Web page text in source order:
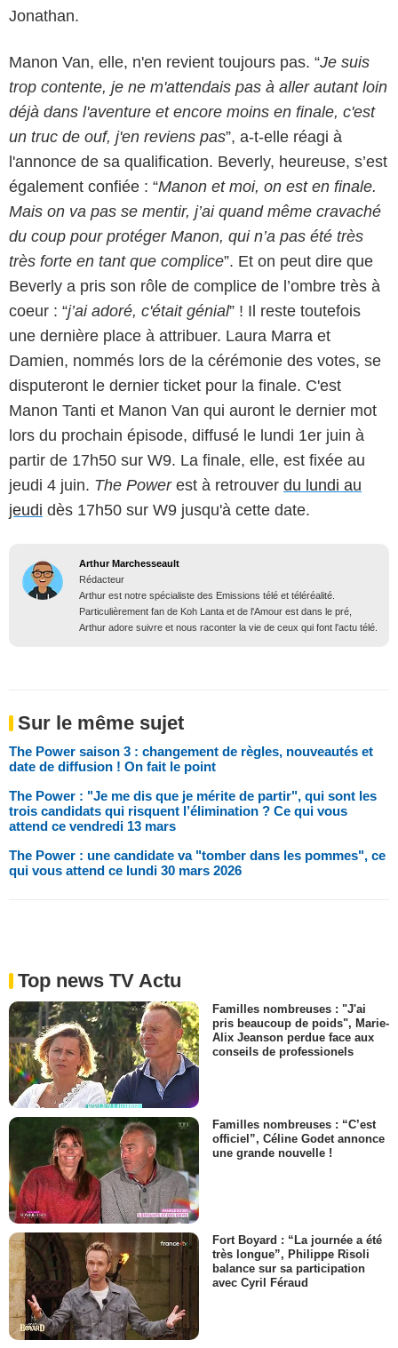
Jonathan.
Manon Van, elle, n'en revient toujours pas. “Je suis
trop contente, je ne m'attendais pas à aller autant loin
déjà dans l'aventure et encore moins en finale, c'est
un truc de ouf, j'en reviens pas”, a-t-elle réagi à
l'annonce de sa qualification. Beverly, heureuse, s’est
également confiée : “Manon et moi, on est en finale.
Mais on va pas se mentir, j’ai quand même cravaché
du coup pour protéger Manon, qui n’a pas été très
très forte en tant que complice”. Et on peut dire que
Beverly a pris son rôle de complice de l’ombre très à
coeur : “j’ai adoré, c'était génial” ! Il reste toutefois
une dernière place à attribuer. Laura Marra et
Damien, nommés lors de la cérémonie des votes, se
disputeront le dernier ticket pour la finale. C'est
Manon Tanti et Manon Van qui auront le dernier mot
lors du prochain épisode, diffusé le lundi 1er juin à
partir de 17h50 sur W9. La finale, elle, est fixée au
jeudi 4 juin. The Powerest à retrouver du lundi au
jeudi dès 17h50 sur W9 jusqu'à cette date.
Arthur Marchesseault
Rédacteur
Arthur est notre spécialiste des Emissions télé et téléréalité.
Particulièrement fan de Koh Lanta et de l'Amour est dans le pré,
Arthur adore suivre et nous raconter la vie de ceux qui font l'actu télé.
Sur le même sujet
The Power saison 3 : changement de règles, nouveautés et
date de diffusion ! On fait le point
The Power : "Je me dis que je mérite de partir", qui sont les
trois candidats qui risquent l’élimination ? Ce qui vous
attend ce vendredi 13 mars
The Power : une candidate va "tomber dans les pommes", ce
qui vous attend ce lundi 30 mars 2026
Top news TV Actu
Familles nombreuses : "J'ai
pris beaucoup de poids", Marie-
Alix Jeanson perdue face aux
conseils de professionels
Familles nombreuses : “C’est
officiel”, Céline Godet annonce
une grande nouvelle !
Fort Boyard : “La journée a été
très longue”, Philippe Risoli
balance sur sa participation
avec Cyril Féraud